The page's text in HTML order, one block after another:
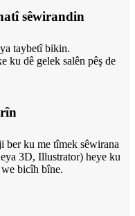
sêwirandin
taybetî bikin.
ku dê gelek salên pêş de
ku me tîmek sêwirana
3D, Illustrator) heye ku
bicîh bîne.